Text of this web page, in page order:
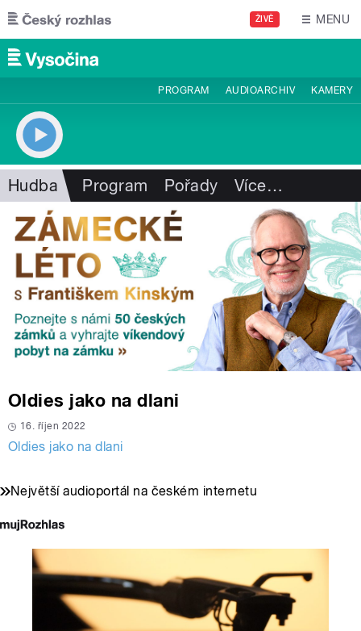
Přejít k hlavnímu obsahu
ŽIVĚ MENU
PROGRAM AUDIOARCHIV KAMERY
Hudba Program Pořady Více…
Oldies jako na dlani
16. říjen 2022
Oldies jako na dlani
Největší audioportál na českém internetu